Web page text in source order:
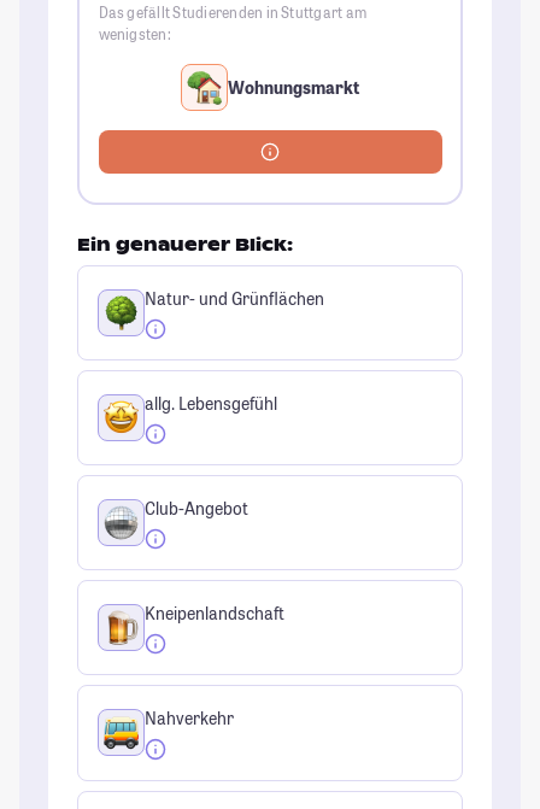
Das gefällt Studierenden in Stuttgart am
wenigsten:
Wohnungsmarkt
Ein genauerer Blick:
Natur- und Grünflächen
allg. Lebensgefühl
Club-Angebot
Kneipenlandschaft
Nahverkehr